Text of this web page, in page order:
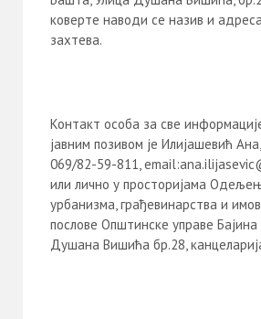
коверте наводи се назив и
захтева.
Контакт особа за све
јавним позивом је Илијашевић
069/82-59-811,
или лично у просторијама
урбанизма, грађевинарства и
послове Општинске управе
Душана Вишића бр.28,